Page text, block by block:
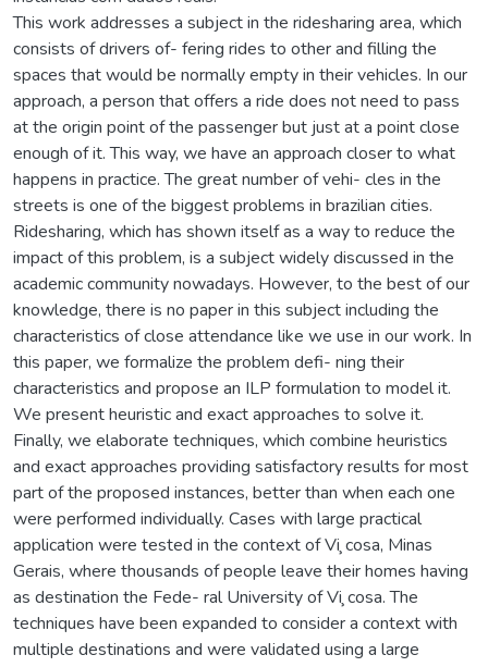
This work addresses a subject in the ridesharing area, which
consists of drivers of- fering rides to other and filling the
spaces that would be normally empty in their vehicles. In our
approach, a person that offers a ride does not need to pass
at the origin point of the passenger but just at a point close
enough of it. This way, we have an approach closer to what
happens in practice. The great number of vehi- cles in the
streets is one of the biggest problems in brazilian cities.
Ridesharing, which has shown itself as a way to reduce the
impact of this problem, is a subject widely discussed in the
academic community nowadays. However, to the best of our
knowledge, there is no paper in this subject including the
characteristics of close attendance like we use in our work. In
this paper, we formalize the problem defi- ning their
characteristics and propose an ILP formulation to model it.
We present heuristic and exact approaches to solve it.
Finally, we elaborate techniques, which combine heuristics
and exact approaches providing satisfactory results for most
part of the proposed instances, better than when each one
were performed individually. Cases with large practical
application were tested in the context of Vi ̧cosa, Minas
Gerais, where thousands of people leave their homes having
as destination the Fede- ral University of Vi ̧cosa. The
techniques have been expanded to consider a context with
multiple destinations and were validated using a large